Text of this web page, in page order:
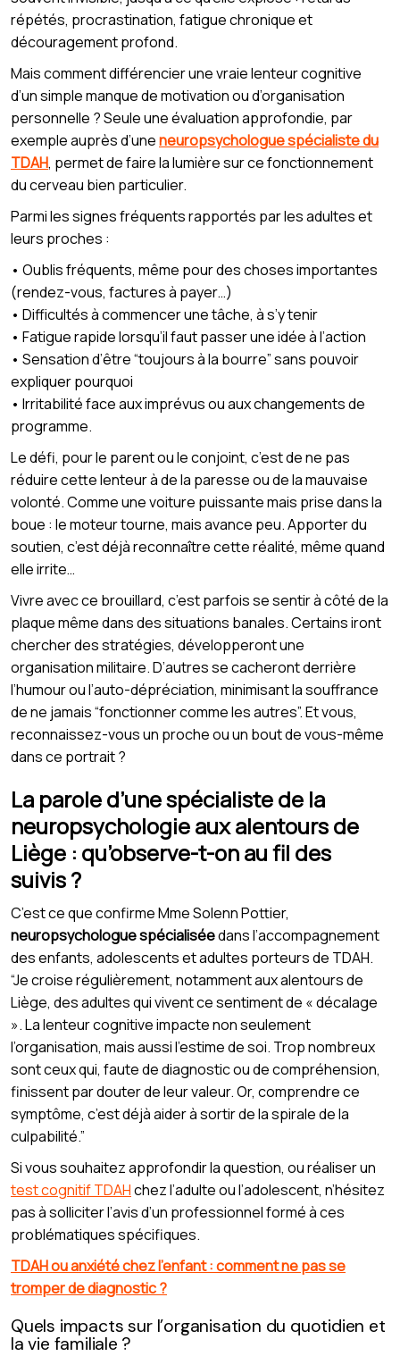
répétés, procrastination, fatigue chronique et
découragement profond.
Mais comment différencier une vraie lenteur cognitive
d’un simple manque de motivation ou d’organisation
personnelle ? Seule une évaluation approfondie, par
exemple auprès d’uneneuropsychologue spécialiste du
TDAH, permet de faire la lumière sur ce fonctionnement
du cerveau bien particulier.
Parmi les signes fréquents rapportés par les adultes et
leurs proches :
• Oublis fréquents, même pour des choses importantes
(rendez-vous, factures à payer…)
• Difficultés à commencer une tâche, à s’y tenir
• Fatigue rapide lorsqu’il faut passer une idée à l’action
• Sensation d’être “toujours à la bourre” sans pouvoir
expliquer pourquoi
• Irritabilité face aux imprévus ou aux changements de
programme.
Le défi, pour le parent ou le conjoint, c’est de ne pas
réduire cette lenteur à de la paresse ou de la mauvaise
volonté. Comme une voiture puissante mais prise dans la
boue : le moteur tourne, mais avance peu. Apporter du
soutien, c’est déjà reconnaître cette réalité, même quand
elle irrite…
Vivre avec ce brouillard, c’est parfois se sentir à côté de la
plaque même dans des situations banales. Certains iront
chercher des stratégies, développeront une
organisation militaire. D’autres se cacheront derrière
l’humour ou l’auto-dépréciation, minimisant la souffrance
de ne jamais “fonctionner comme les autres”. Et vous,
reconnaissez-vous un proche ou un bout de vous-même
dans ce portrait ?
La parole d’une spécialiste de la
neuropsychologie aux alentours de
Liège : qu’observe-t-on au fil des
suivis ?
C’est ce que confirme Mme Solenn Pottier,
neuropsychologue spécialiséedans l’accompagnement
des enfants, adolescents et adultes porteurs de TDAH.
“Je croise régulièrement, notamment aux alentours de
Liège, des adultes qui vivent ce sentiment de « décalage
». La lenteur cognitive impacte non seulement
l’organisation, mais aussi l’estime de soi. Trop nombreux
sont ceux qui, faute de diagnostic ou de compréhension,
finissent par douter de leur valeur. Or, comprendre ce
symptôme, c’est déjà aider à sortir de la spirale de la
culpabilité.”
Si vous souhaitez approfondir la question, ou réaliser un
test cognitif TDAHchez l’adulte ou l’adolescent, n’hésitez
pas à solliciter l’avis d’un professionnel formé à ces
problématiques spécifiques.
TDAH ou anxiété chez l’enfant : comment ne pas se
tromper de diagnostic ?
Quels impacts sur l’organisation du quotidien et
la vie familiale ?